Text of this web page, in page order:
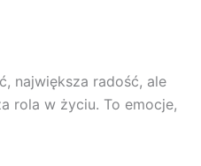
największa radość, ale
rola w życiu. To emocje,